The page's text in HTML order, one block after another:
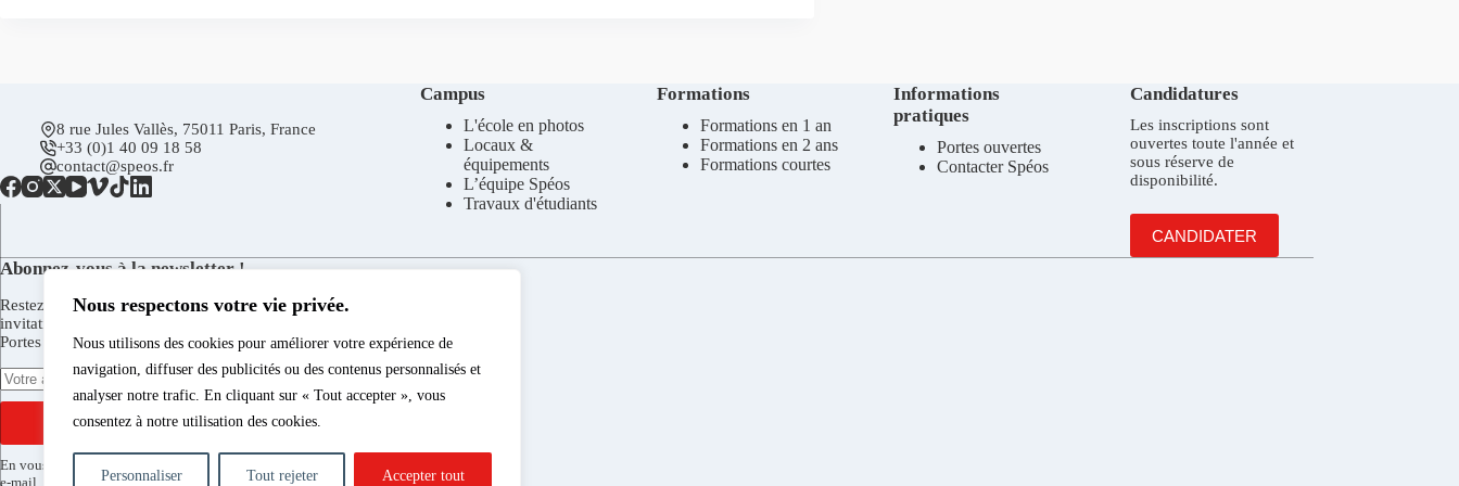
Nous respectons votre vie privée.
Nous utilisons des cookies pour améliorer votre expérience de
navigation, diffuser des publicités ou des contenus personnalisés et
analyser notre trafic. En cliquant sur « Tout accepter », vous
consentez à notre utilisation des cookies.
Personnaliser Tout rejeter Accepter tout
8 rue Jules Vallès, 75011 Paris, France
+33 (0)1 40 09 18 58
contact@speos.fr
Campus
L'école en photos
Locaux &
équipements
L’équipe Spéos
Travaux d'étudiants
Formations
Formations en 1 an
Formations en 2 ans
Formations courtes
Informations
pratiques
Portes ouvertes
Contacter Spéos
Candidatures
Les inscriptions sont
ouvertes toute l'année et
sous réserve de
disponibilité.
CANDIDATER
Abonnez-vous à la newsletter !
Restez en contact pour recevoir la newsletter de Spéos, les
invitations aux vernissages de la Galerie Spéos, aux Journées
Portes Ouvertes, et plus encore.
S'INSCRIRE
En vous inscrivant vous acceptez de recevoir la newsletter de Spéos par
e-mail. Vous pouvez vous désinscrire à tout moment via le lien présent